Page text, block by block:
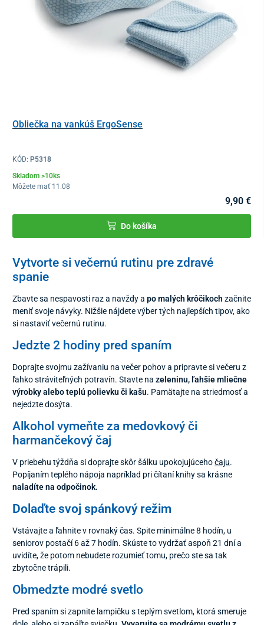
Obliečka na vankúš ErgoSense
KÓD: P5318
Skladom >10ks
Môžete mať 11.08
9,90 €
Do košíka
Vytvorte si večernú rutinu pre zdravé
spanie
Zbavte sa nespavosti raz a navždy a po malých krôčikoch začnite
meniť svoje návyky. Nižšie nájdete výber tých najlepších tipov, ako
si nastaviť večernú rutinu.
Jedzte 2 hodiny pred spaním
Doprajte svojmu zažívaniu na večer pohov a pripravte si večeru z
ľahko stráviteľných potravín. Stavte na zeleninu, ľahšie mliečne
výrobky alebo teplú polievku či kašu. Pamätajte na striedmosť a
nejedzte dosýta.
Alkohol vymeňte za medovkový či
harmančekový čaj
V priebehu týždňa si doprajte skôr šálku upokojujúcehočaju.
Popíjaním teplého nápoja napríklad pri čítaní knihy sa krásne
naladíte na odpočinok.
Dolaďte svoj spánkový režim
Vstávajte a ľahnite v rovnaký čas. Spite minimálne 8 hodín, u
seniorov postačí 6 až 7 hodín. Skúste to vydržať aspoň 21 dní a
uvidíte, že potom nebudete rozumieť tomu, prečo ste sa tak
zbytočne trápili.
Obmedzte modré svetlo
Pred spaním si zapnite lampičku s teplým svetlom, ktorá smeruje